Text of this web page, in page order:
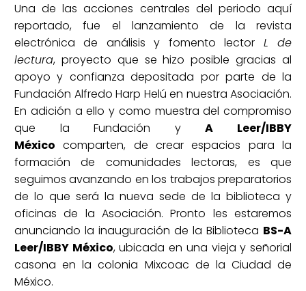
Una de las acciones centrales del periodo aquí
reportado, fue el lanzamiento de la revista
electrónica de análisis y fomento lector L de
lectura, proyecto que se hizo posible gracias al
apoyo y confianza depositada por parte de la
Fundación Alfredo Harp Helú en nuestra Asociación.
En adición a ello y como muestra del compromiso
que la Fundación yA Leer/IBBY
México comparten, de crear espacios para la
formación de comunidades lectoras, es que
seguimos avanzando en los trabajos preparatorios
de lo que será la nueva sede de la biblioteca y
oficinas de la Asociación. Pronto les estaremos
anunciando la inauguración de la Biblioteca BS-A
Leer/IBBY México, ubicada en una vieja y señorial
casona en la colonia Mixcoac de la Ciudad de
México.